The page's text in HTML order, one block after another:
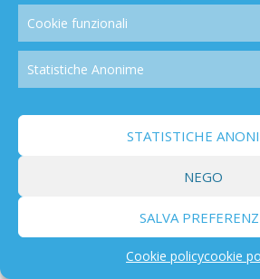
Cookie funzionali
Statistiche Anonime
STATISTICHE
NEGO
SALVA
Cookie policycookie
LA LEGGE SULLA DIFESA USA
ELETTROMAGNETICA COGNITIVA”